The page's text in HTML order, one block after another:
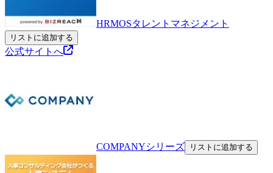
HRMOSタレントマネジメント
リストに追加する
公式サイトへ
COMPANYシリーズ リストに追加する